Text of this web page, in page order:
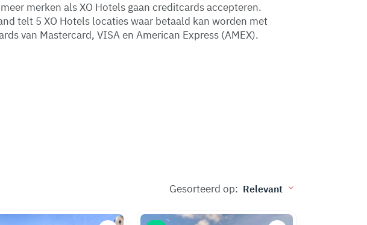
merken als XO Hotels gaan creditcards accepteren.
telt 5 XO Hotels locaties waar betaald kan worden met
van Mastercard, VISA en American Express (AMEX).
Gesorteerd op: